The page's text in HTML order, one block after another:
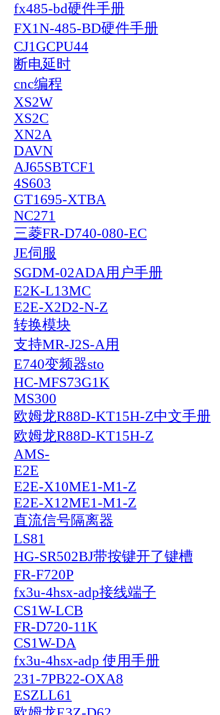
fx485-bd硬件手册
FX1N-485-BD硬件手册
CJ1GCPU44
断电延时
cnc编程
XS2W
XS2C
XN2A
DAVN
AJ65SBTCF1
4S603
GT1695-XTBA
NC271
三菱FR-D740-080-EC
JE伺服
SGDM-02ADA用户手册
E2K-L13MC
E2E-X2D2-N-Z
转换模块
支持MR-J2S-A用
E740变频器sto
HC-MFS73G1K
MS300
欧姆龙R88D-KT15H-Z中文手册
欧姆龙R88D-KT15H-Z
AMS-
E2E
E2E-X10ME1-M1-Z
E2E-X12ME1-M1-Z
直流信号隔离器
LS81
HG-SR502BJ带按键开了键槽
FR-F720P
fx3u-4hsx-adp接线端子
CS1W-LCB
FR-D720-11K
CS1W-DA
fx3u-4hsx-adp 使用手册
231-7PB22-OXA8
ESZLL61